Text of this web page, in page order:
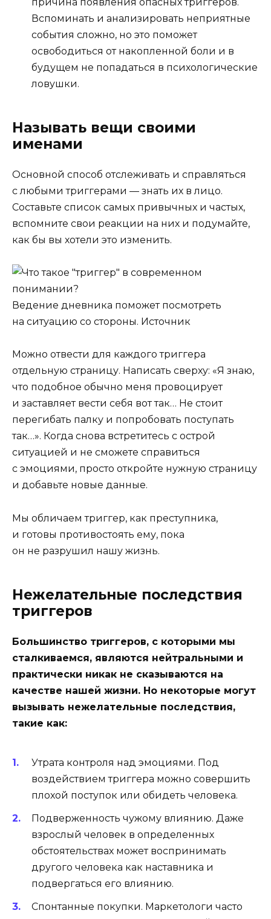
Вспоминать и анализировать неприятные
события сложно, но это поможет
освободиться от накопленной боли и в
будущем не попадаться в психологические
ловушки.
Называть вещи своими
именами
Основной способ отслеживать и справляться
с любыми триггерами — знать их в лицо.
Составьте список самых привычных и частых,
вспомните свои реакции на них и подумайте,
как бы вы хотели это изменить.
Ведение дневника поможет посмотреть
на ситуацию со стороны. Источник
Можно отвести для каждого триггера
отдельную страницу. Написать сверху: «Я знаю,
что подобное обычно меня провоцирует
и заставляет вести себя вот так… Не стоит
перегибать палку и попробовать поступать
так…». Когда снова встретитесь с острой
ситуацией и не сможете справиться
с эмоциями, просто откройте нужную страницу
и добавьте новые данные.
Мы обличаем триггер, как преступника,
и готовы противостоять ему, пока
он не разрушил нашу жизнь.
Нежелательные последствия
триггеров
Большинство триггеров, с которыми мы
сталкиваемся, являются нейтральными и
практически никак не сказываются на
качестве нашей жизни. Но некоторые могут
вызывать нежелательные последствия,
такие как:
Утрата контроля над эмоциями. Под
воздействием триггера можно совершить
плохой поступок или обидеть человека.
Подверженность чужому влиянию. Даже
взрослый человек в определенных
обстоятельствах может воспринимать
другого человека как наставника и
подвергаться его влиянию.
Спонтанные покупки. Маркетологи часто